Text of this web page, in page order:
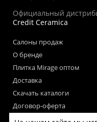
Официальный
Credit Ceramica
Салоны продаж
О бренде
Плитка Mirage оптом
Доставка
Скачать каталоги
Договор-оферта
Пользовательское